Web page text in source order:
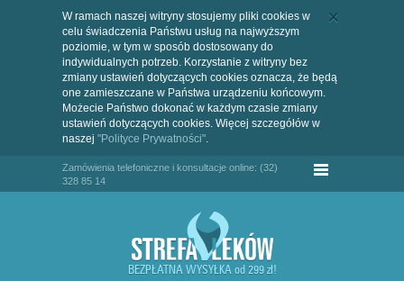
W ramach naszej witryny stosujemy pliki cookies w
celu świadczenia Państwu usług na najwyższym
poziomie, w tym w sposób dostosowany do
indywidualnych potrzeb. Korzystanie z witryny bez
zmiany ustawień dotyczących cookies oznacza, że będą
one zamieszczane w Państwa urządzeniu końcowym.
Możecie Państwo dokonać w każdym czasie zmiany
ustawień dotyczących cookies. Więcej szczegółów w
naszej "Polityce Prywatności".
Zamówienia telefoniczne i konsultacje online: (32)
328 85 14
BEZPŁATNA WYSYŁKA od 299 zł!